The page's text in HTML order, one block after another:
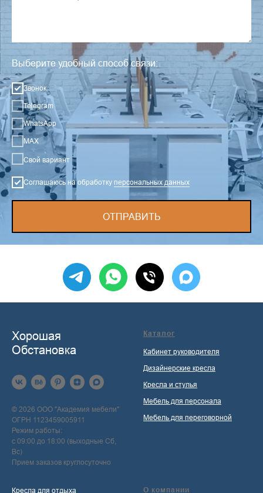
Выберите удобный способ связи:
Звонок
Telegram
WhatsApp
MAX
Свой вариант
Соглашаюсь на обработку персональных данных
ОТПРАВИТЬ
Хорошая
Обстановка
© 2026 ООО "Академия мебели"
ОГРН 1123459005911
Режим работы:
с 09:00 до 18:00 (выходные Сб,
Вс)
Прием заказов круглосуточно
Каталог
Кабинет руководителя
Дизайнерские кресла
Кресла и стулья
Мебель для персонала
Мебель для переговорной
Кресла для отдыха О компании